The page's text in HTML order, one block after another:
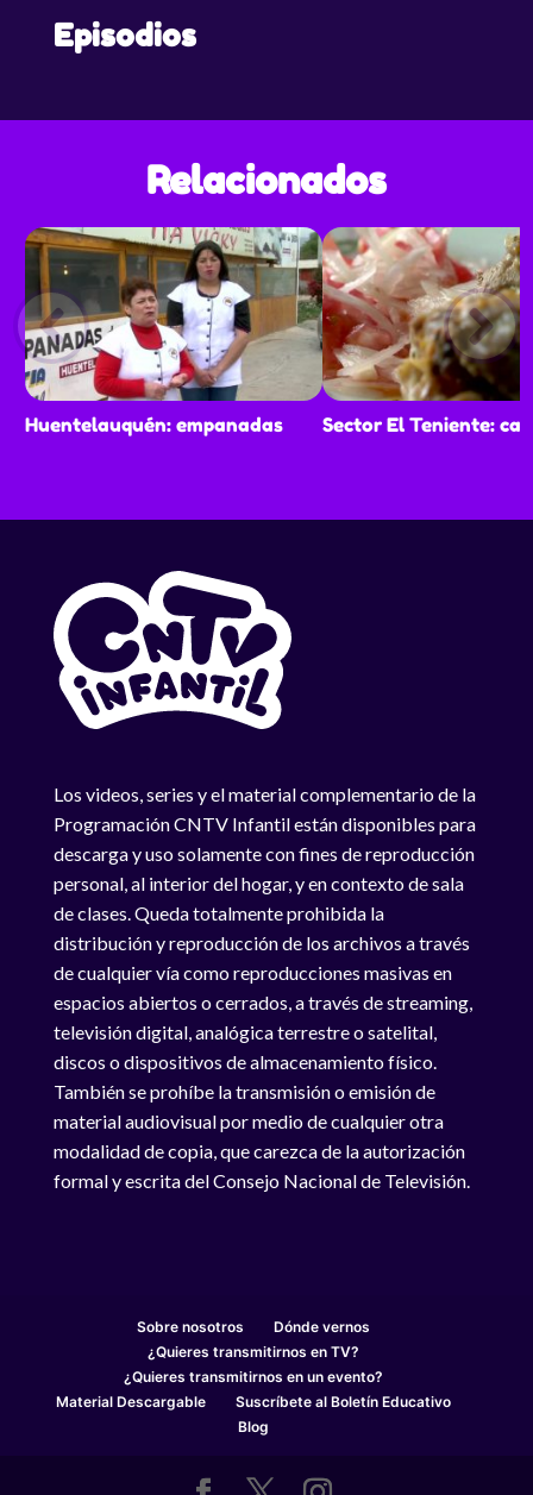
Episodios
Relacionados
Huentelauquén: empanadas Sector El Teniente:
Los videos, series y el material complementario de la
Programación CNTV Infantil están disponibles para
descarga y uso solamente con fines de reproducción
personal, al interior del hogar, y en contexto de sala
de clases. Queda totalmente prohibida la
distribución y reproducción de los archivos a través
de cualquier vía como reproducciones masivas en
espacios abiertos o cerrados, a través de streaming,
televisión digital, analógica terrestre o satelital,
discos o dispositivos de almacenamiento físico.
También se prohíbe la transmisión o emisión de
material audiovisual por medio de cualquier otra
modalidad de copia, que carezca de la autorización
formal y escrita del Consejo Nacional de Televisión.
Sobre nosotros
Dónde vernos
¿Quieres transmitirnos en TV?
¿Quieres transmitirnos en un evento?
Material Descargable
Suscríbete al Boletín Educativo
Blog